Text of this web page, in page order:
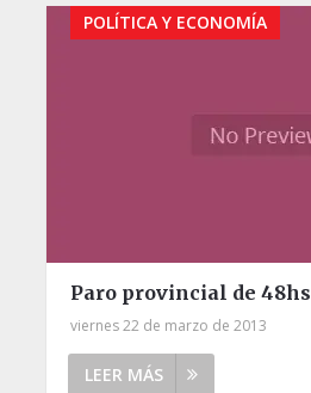
POLÍTICA Y ECONOMÍA
Paro provincial de 48hs
viernes 22 de marzo de 2013
LEER MÁS